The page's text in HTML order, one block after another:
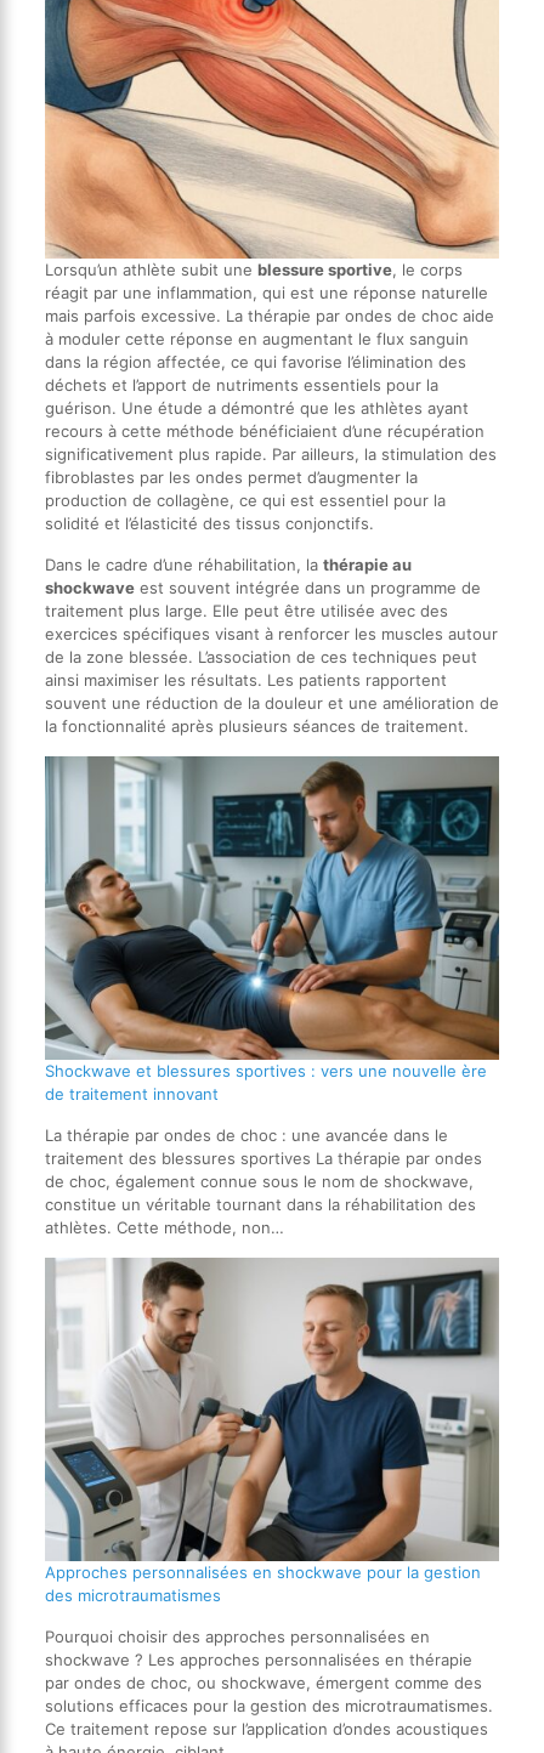
Lorsqu’un athlète subit une blessure sportive, le corps
réagit par une inflammation, qui est une réponse naturelle
mais parfois excessive. La thérapie par ondes de choc aide
à moduler cette réponse en augmentant le flux sanguin
dans la région affectée, ce qui favorise l’élimination des
déchets et l’apport de nutriments essentiels pour la
guérison. Une étude a démontré que les athlètes ayant
recours à cette méthode bénéficiaient d’une récupération
significativement plus rapide. Par ailleurs, la stimulation des
fibroblastes par les ondes permet d’augmenter la
production de collagène, ce qui est essentiel pour la
solidité et l’élasticité des tissus conjonctifs.
Dans le cadre d’une réhabilitation, la thérapie au
shockwaveest souvent intégrée dans un programme de
traitement plus large. Elle peut être utilisée avec des
exercices spécifiques visant à renforcer les muscles autour
de la zone blessée. L’association de ces techniques peut
ainsi maximiser les résultats. Les patients rapportent
souvent une réduction de la douleur et une amélioration de
la fonctionnalité après plusieurs séances de traitement.
Shockwave et blessures sportives : vers une nouvelle ère
de traitement innovant
La thérapie par ondes de choc : une avancée dans le
traitement des blessures sportives La thérapie par ondes
de choc, également connue sous le nom de shockwave,
constitue un véritable tournant dans la réhabilitation des
athlètes. Cette méthode, non…
Approches personnalisées en shockwave pour la gestion
des microtraumatismes
Pourquoi choisir des approches personnalisées en
shockwave ? Les approches personnalisées en thérapie
par ondes de choc, ou shockwave, émergent comme des
solutions efficaces pour la gestion des microtraumatismes.
Ce traitement repose sur l’application d’ondes acoustiques